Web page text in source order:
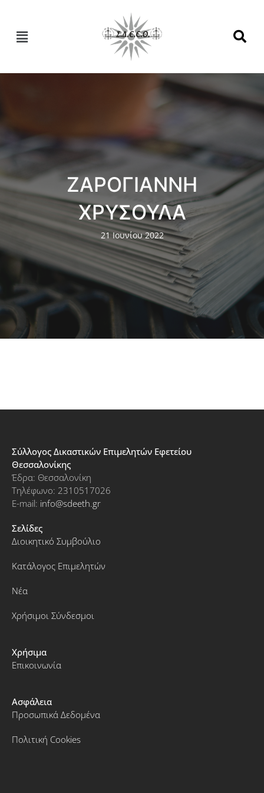
ΖΑΡΟΓΙΑΝΝΗ
ΧΡΥΣΟΥΛΑ
21 Ιουνίου 2022
Σύλλογος Δικαστικών Επιμελητών Εφετείου
Θεσσαλονίκης
Έδρα: Θεσσαλονίκη
Τηλέφωνο: 2310517026
E-mail: info@sdeeth.gr
Σελίδες
Διοικητικό Συμβούλιο
Κατάλογος Επιμελητών
Νέα
Χρήσιμοι Σύνδεσμοι
Χρήσιμα
Επικοινωνία
Ασφάλεια
Προσωπικά Δεδομένα
Πολιτική Cookies